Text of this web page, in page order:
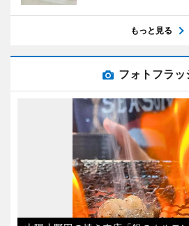
もっと見る
フォトフラッ